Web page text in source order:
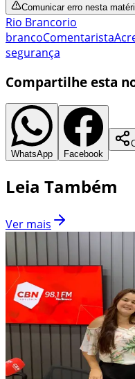
Comunicar erro nesta
Rio Brancorio
brancoComentarista
segurança
Compartilhe esta
WhatsApp Facebook
Leia Também
Ver mais